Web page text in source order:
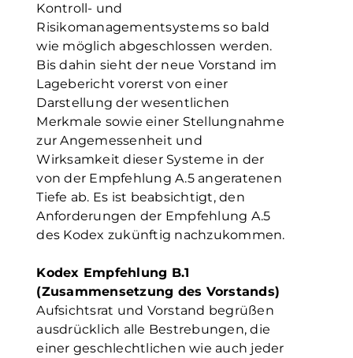
Kontroll- und
Risikomanagementsystems so bald
wie möglich abgeschlossen werden.
Bis dahin sieht der neue Vorstand im
Lagebericht vorerst von einer
Darstellung der wesentlichen
Merkmale sowie einer Stellungnahme
zur Angemessenheit und
Wirksamkeit dieser Systeme in der
von der Empfehlung A.5 angeratenen
Tiefe ab. Es ist beabsichtigt, den
Anforderungen der Empfehlung A.5
des Kodex zukünftig nachzukommen.
Kodex Empfehlung B.1
(Zusammensetzung des Vorstands)
Aufsichtsrat und Vorstand begrüßen
ausdrücklich alle Bestrebungen, die
einer geschlechtlichen wie auch jeder